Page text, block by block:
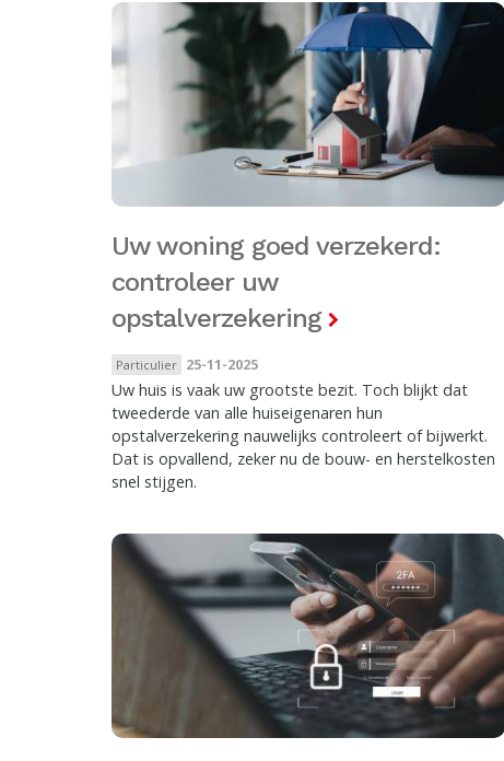
Uw woning goed verzekerd:
controleer uw
opstalverzekering
Particulier 25-11-2025
Uw huis is vaak uw grootste bezit. Toch blijkt dat
tweederde van alle huiseigenaren hun
opstalverzekering nauwelijks controleert of bijwerkt.
Dat is opvallend, zeker nu de bouw- en herstelkosten
snel stijgen.